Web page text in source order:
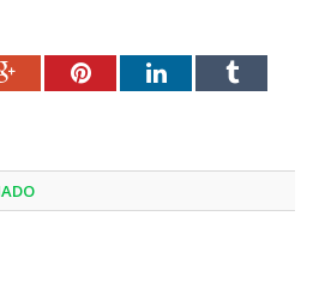
Google+PinterestLinkedInTumblr